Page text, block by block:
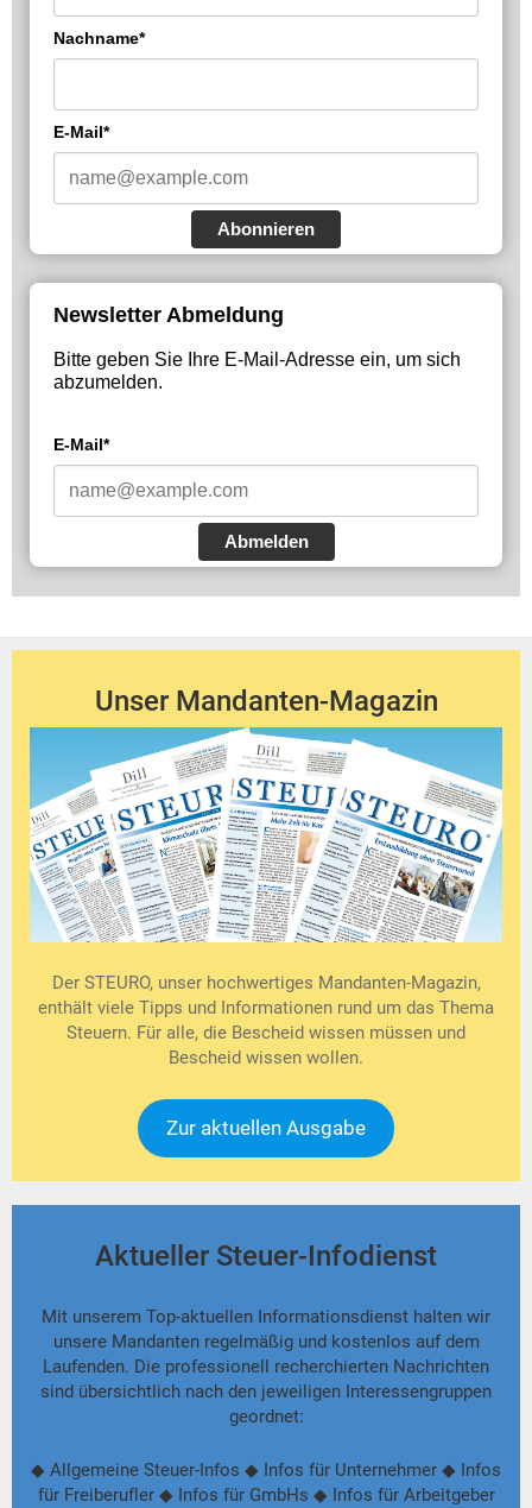
Nachname*
E-Mail*
Abonnieren
Newsletter Abmeldung
Bitte geben Sie Ihre E-Mail-Adresse ein, um sich
abzumelden.
E-Mail*
Abmelden
Unser Mandanten-Magazin
Der STEURO, unser hochwertiges Mandanten-Magazin,
enthält viele Tipps und Informationen rund um das Thema
Steuern. Für alle, die Bescheid wissen müssen und
Bescheid wissen wollen.
Zur aktuellen Ausgabe
Aktueller Steuer-Infodienst
Mit unserem Top-aktuellen Informationsdienst halten wir
unsere Mandanten regelmäßig und kostenlos auf dem
Laufenden. Die professionell recherchierten Nachrichten
sind übersichtlich nach den jeweiligen Interessengruppen
geordnet:
◆ Allgemeine Steuer-Infos ◆ Infos für Unternehmer ◆ Infos
für Freiberufler ◆ Infos für GmbHs ◆ Infos für Arbeitgeber